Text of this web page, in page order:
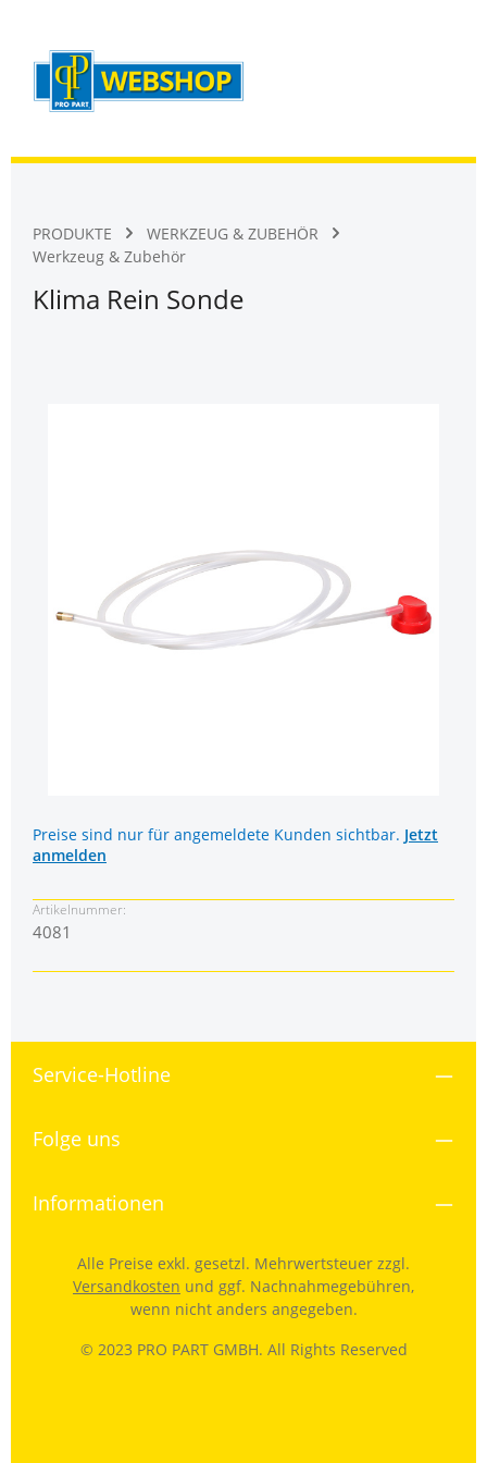
PRODUKTE
WERKZEUG & ZUBEHÖR
Werkzeug & Zubehör
Klima Rein Sonde
Preise sind nur für angemeldete Kunden sichtbar. Jetzt
anmelden
Artikelnummer:
4081
Service-Hotline
Folge uns
Informationen
© 2023 PRO PART GMBH. All Rights Reserved
Alle Preise exkl. gesetzl. Mehrwertsteuer zzgl.
Versandkosten und ggf. Nachnahmegebühren,
wenn nicht anders angegeben.